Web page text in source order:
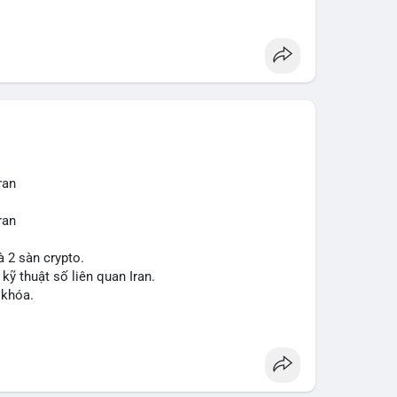
này? Hãy cùng theo dõi các phân tích chuyên
2 sàn crypto.
thuật số liên quan Iran.